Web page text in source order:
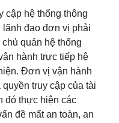
cập hệ thống thông
lãnh đạo đơn vị phải
quản hệ thống
hành trực tiếp hệ
Đơn vị vận hành
truy cập của tài
đó thực hiện các
đề mất an toàn, an